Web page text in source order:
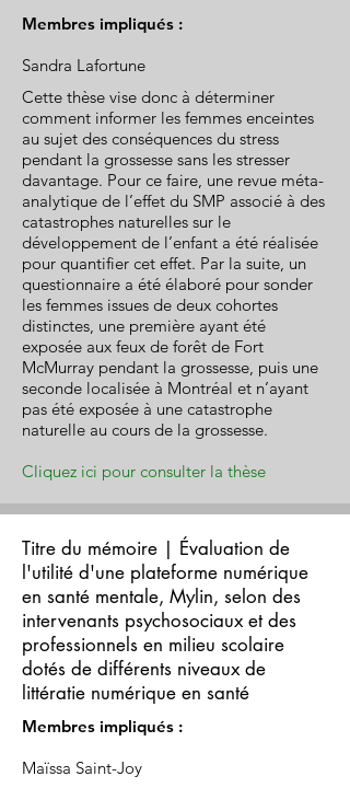
Membres impliqués :
Sandra Lafortune
Cette thèse vise donc à déterminer
comment informer les femmes enceintes
au sujet des conséquences du stress
pendant la grossesse sans les stresser
davantage. Pour ce faire, une revue méta-
analytique de l’effet du SMP associé à des
catastrophes naturelles sur le
développement de l’enfant a été réalisée
pour quantifier cet effet. Par la suite, un
questionnaire a été élaboré pour sonder
les femmes issues de deux cohortes
distinctes, une première ayant été
exposée aux feux de forêt de Fort
McMurray pendant la grossesse, puis une
seconde localisée à Montréal et n’ayant
pas été exposée à une catastrophe
naturelle au cours de la grossesse.
Cliquez ici pour consulter la thèse
Titre du mémoire | Évaluation de
l'utilité d'une plateforme numérique
en santé mentale, Mylin, selon des
intervenants psychosociaux et des
professionnels en milieu scolaire
dotés de différents niveaux de
littératie numérique en santé
Membres impliqués :
Maïssa Saint-Joy